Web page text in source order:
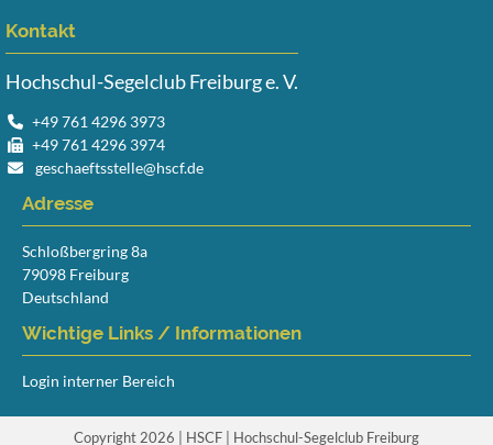
Kontakt
Hochschul-Segelclub Freiburg e. V.
+49 761 4296 3973
+49 761 4296 3974
geschaeftsstelle@hscf.de
Adresse
Schloßbergring 8a
79098 Freiburg
Deutschland
Wichtige Links / Informationen
Login interner Bereich
Copyright 2026 | HSCF | Hochschul-Segelclub Freiburg